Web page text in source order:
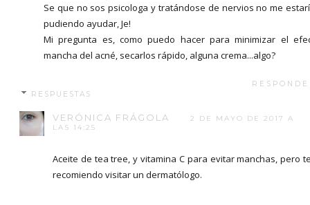
Se que no sos psicologa y tratándose de nervios no me
pudiendo ayudar, Je!
Mi pregunta es, como puedo hacer para minimizar el
mancha del acné, secarlos rápido, alguna crema...algo?
RESPUESTAS
VERÓNICA FRÁGOLA
2 DE MAYO DE 2017 A
LAS 14:25
Aceite de tea tree, y vitamina C para evitar manchas, pero
recomiendo visitar un dermatólogo.